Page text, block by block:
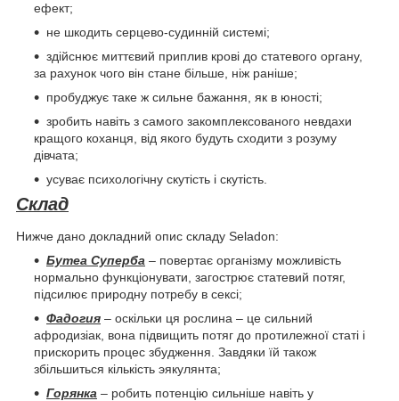
ефект;
не шкодить серцево-судинній системі;
здійснює миттєвий приплив крові до статевого органу,
за рахунок чого він стане більше, ніж раніше;
пробуджує таке ж сильне бажання, як в юності;
зробить навіть з самого закомплексованого невдахи
кращого коханця, від якого будуть сходити з розуму
дівчата;
усуває психологічну скутість і скутість.
Склад
Нижче дано докладний опис складу Seladon:
Бутеа Суперба – повертає організму можливість
нормально функціонувати, загострює статевий потяг,
підсилює природну потребу в сексі;
Фадогия – оскільки ця рослина – це сильний
афродизіак, вона підвищить потяг до протилежної статі і
прискорить процес збудження. Завдяки їй також
збільшиться кількість эякулянта;
Горянка – робить потенцію сильніше навіть у